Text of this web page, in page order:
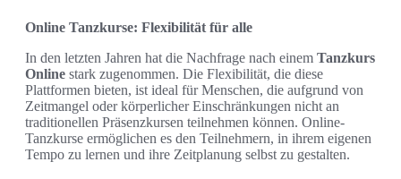
Online Tanzkurse: Flexibilität für alle
In den letzten Jahren hat die Nachfrage nach einem Tanzkurs
Online stark zugenommen. Die Flexibilität, die diese
Plattformen bieten, ist ideal für Menschen, die aufgrund von
Zeitmangel oder körperlicher Einschränkungen nicht an
traditionellen Präsenzkursen teilnehmen können. Online-
Tanzkurse ermöglichen es den Teilnehmern, in ihrem eigenen
Tempo zu lernen und ihre Zeitplanung selbst zu gestalten.